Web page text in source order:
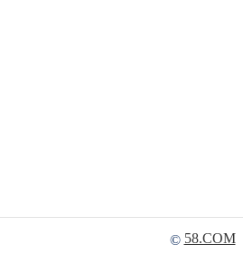
© 58.COM